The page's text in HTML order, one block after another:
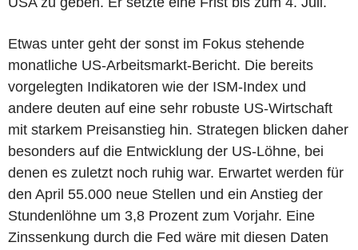
Etwas unter geht der sonst im Fokus stehende
monatliche US-Arbeitsmarkt-Bericht. Die bereits
vorgelegten Indikatoren wie der ISM-Index und
andere deuten auf eine sehr robuste US-Wirtschaft
mit starkem Preisanstieg hin. Strategen blicken daher
besonders auf die Entwicklung der US-Löhne, bei
denen es zuletzt noch ruhig war. Erwartet werden für
den April 55.000 neue Stellen und ein Anstieg der
Stundenlöhne um 3,8 Prozent zum Vorjahr. Eine
Zinssenkung durch die Fed wäre mit diesen Daten